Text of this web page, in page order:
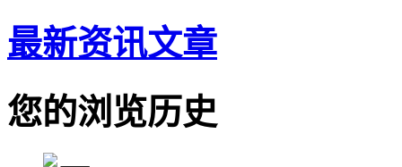
最新资讯文章
您的浏览历史